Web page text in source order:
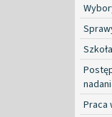
Praca